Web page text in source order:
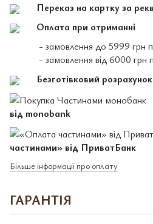
Переказ на картку за
Оплата при отриманні
- замовлення до 5999 грн
- замовлення від 6000 грн
Безготівковий розрахунок
від monobank
частинами» від ПриватБанк
Більше інформації про оплату
ГАРАНТІЯ